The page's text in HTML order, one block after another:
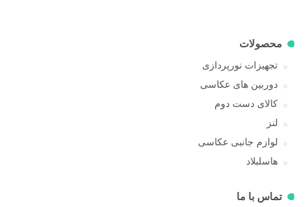
محصولات
تجهیزات نورپردازی
دوربین های عکاسی
کالای دست دوم
لنز
لوازم جانبی عکاسی
هاسلبلاد
تماس با ما